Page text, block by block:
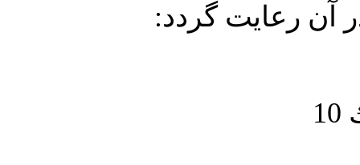
آن رعايت گردد: